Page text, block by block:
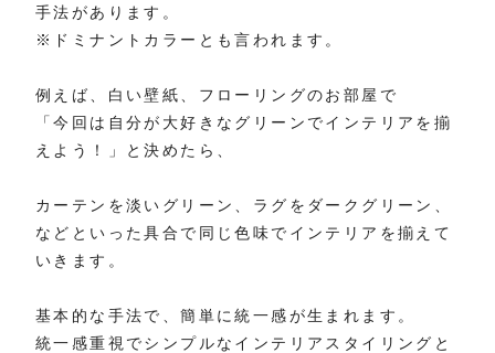
手法があります。
※ドミナントカラーとも言われます。
例えば、白い壁紙、フローリングのお部屋で
「今回は自分が大好きなグリーンでインテリアを揃
えよう！」と決めたら、
カーテンを淡いグリーン、ラグをダークグリーン、
などといった具合で同じ色味でインテリアを揃えて
いきます。
基本的な手法で、簡単に統一感が生まれます。
統一感重視でシンプルなインテリアスタイリングと